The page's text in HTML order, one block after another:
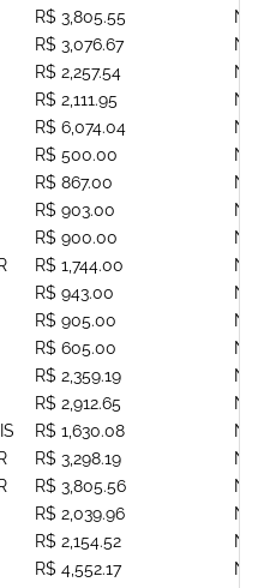
R$ 3,805.55
R$ 3,076.67
R$ 2,257.54
R$ 2,111.95
R$ 6,074.04
R$ 500.00
R$ 867.00
R$ 903.00
R$ 900.00
R$ 1,744.00
R$ 943.00
R$ 905.00
R$ 605.00
R$ 2,359.19
R$ 2,912.65
R$ 1,630.08
R$ 3,298.19
R$ 3,805.56
R$ 2,039.96
R$ 2,154.52
R$ 4,552.17